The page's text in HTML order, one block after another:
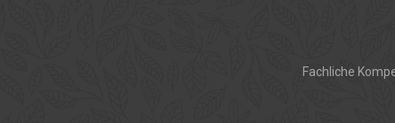
Fachliche